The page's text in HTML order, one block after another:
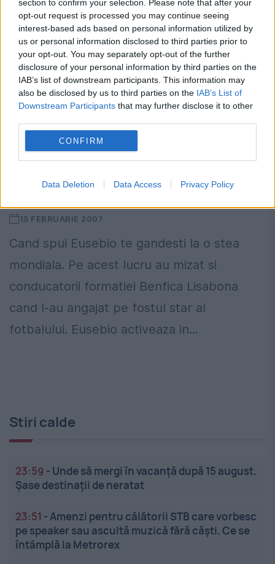
section to confirm your selection. Please note that after your
opt-out request is processed you may continue seeing
interest-based ads based on personal information utilized by
us or personal information disclosed to third parties prior to
your opt-out. You may separately opt-out of the further
disclosure of your personal information by third parties on the
IAB’s list of downstream participants. This information may
also be disclosed by us to third parties on the IAB’s List of
Downstream Participants that may further disclose it to other
CONFIRM
Data Deletion Data Access Privacy Policy
Emerich Dembrovschi, care a jucat
împotriva lui Eusebio, spune că dispariţia
portughezului reprezintă o grea lovitură
pentru fotbal. Românul "cu statuie în
Mexic" şi-a amintit de duelurile cu "Pantera
neagră"....
Eusebio, cel mai iubit
15 FEBRUARIE 2007
Cand spui Eusebio te gandesti la o stea
mondiala. Pe acest lucru au mizat si
conducatorii formatiei Benfica Lisabona
cand l-au angajat pe fostul star al
fotbalului. Eusebio activeaza in...
Stiri calde
23:59 - Unde să mergi în vacanță după 15 august.
Șase destinații de neratat
23:51 - Amenzi pentru călătorii STB care vorbesc
pe speaker sau ascultă muzică fără căști. Ce se
întâmplă la Metrorex